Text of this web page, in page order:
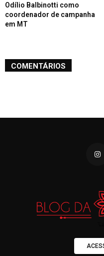
Odílio Balbinotti como
coordenador de campanha
em MT
COMENTÁRIOS